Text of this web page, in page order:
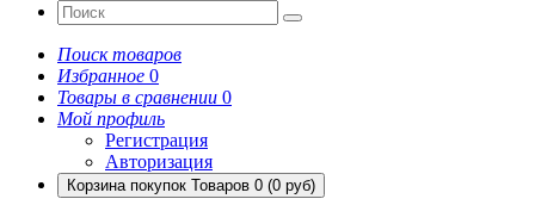
Поиск товаров
Избранное 0
Товары в сравнении 0
Мой профиль
Регистрация
Авторизация
Корзина покупок Товаров 0 (0 руб)